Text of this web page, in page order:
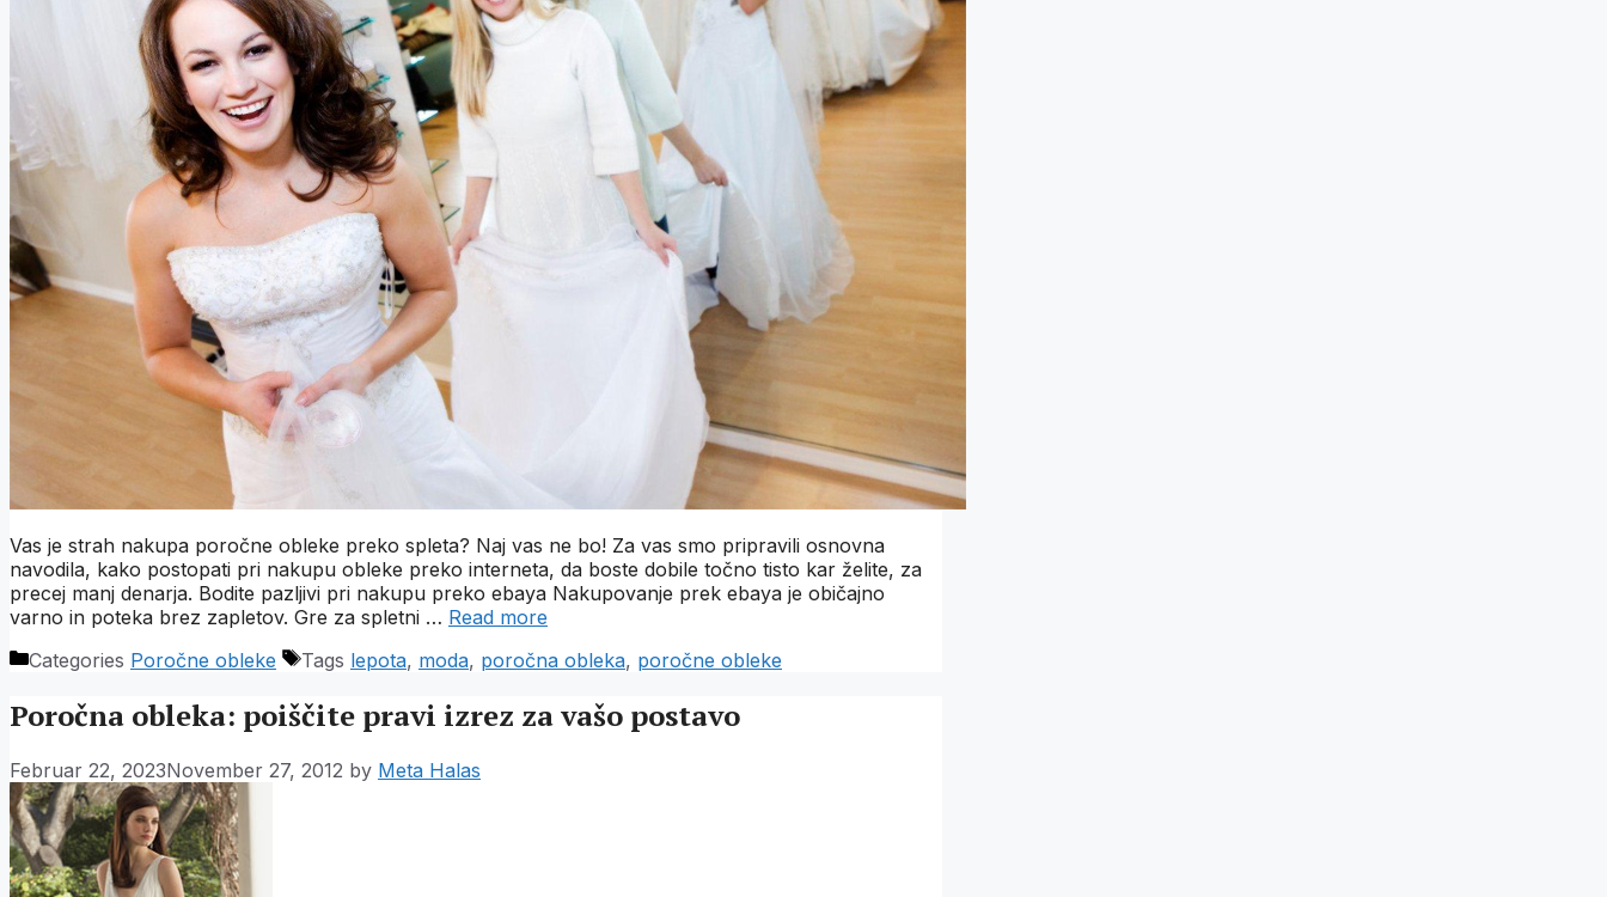
Vas je strah nakupa poročne obleke preko spleta? Naj vas ne bo! Za vas smo pripravili osnovna
navodila, kako postopati pri nakupu obleke preko interneta, da boste dobile točno tisto kar želite, za
precej manj denarja. Bodite pazljivi pri nakupu preko ebaya Nakupovanje prek ebaya je običajno
varno in poteka brez zapletov. Gre za spletni … Read more
Categories Poročne obleke Tags lepota, moda, poročna obleka, poročne obleke
Poročna obleka: poiščite pravi izrez za vašo postavo
Februar 22, 2023November 27, 2012 by Meta Halas